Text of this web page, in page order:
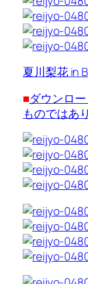
夏川梨花 in
■ダウンロ
ものではあ